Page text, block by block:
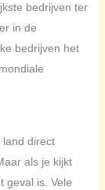
bedrijven ter
in de
bedrijven het
direct
als je kijkt
geval is. Vele